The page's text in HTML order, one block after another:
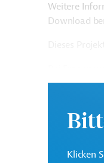
Weitere
Download
Klicken